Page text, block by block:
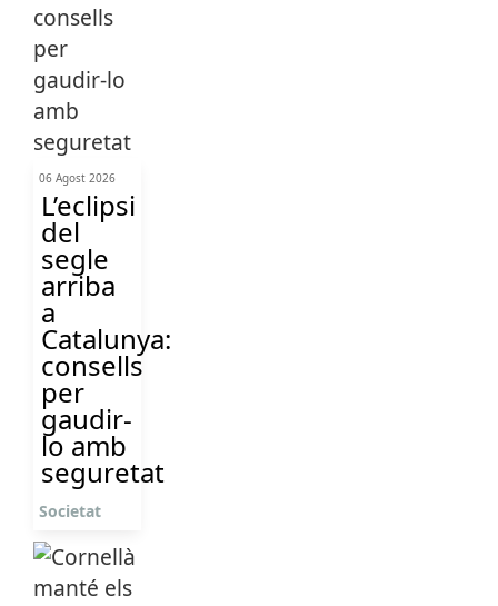
06 Agost 2026
L’eclipsi
del
segle
arriba
a
Catalunya:
consells
per
gaudir-
lo amb
seguretat
Societat